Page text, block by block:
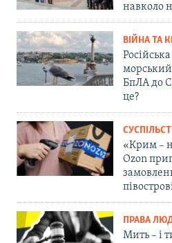
навколо
ВІЙНА ТА
БпЛА до
це?
«Крим –
Ozon
ПРАВА
Мить – і